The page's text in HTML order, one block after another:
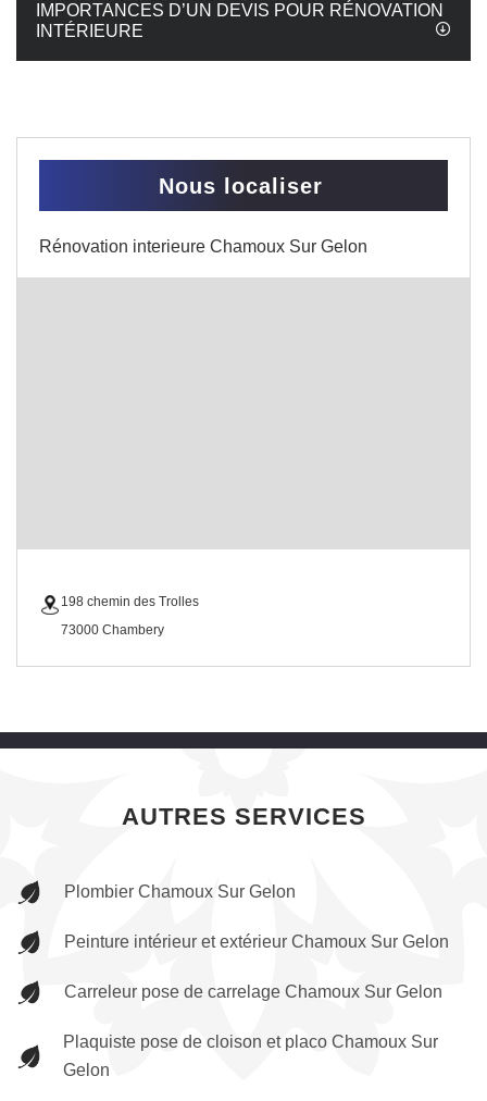
IMPORTANCES D’UN DEVIS POUR RÉNOVATION
INTÉRIEURE
Nous localiser
Rénovation interieure Chamoux Sur Gelon
198 chemin des Trolles
73000 Chambery
AUTRES SERVICES
Plombier Chamoux Sur Gelon
Peinture intérieur et extérieur Chamoux Sur Gelon
Carreleur pose de carrelage Chamoux Sur Gelon
Plaquiste pose de cloison et placo Chamoux Sur
Gelon